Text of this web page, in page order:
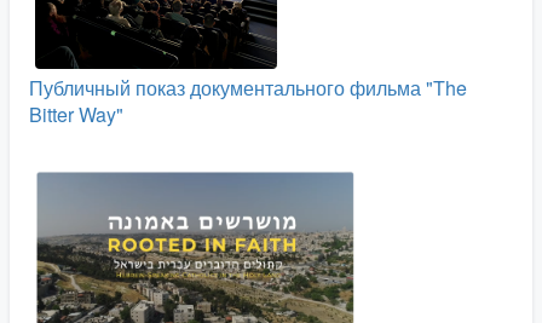
Публичный показ документального фильма "The
Bitter Way"